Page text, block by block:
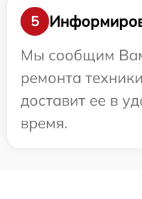
5
Мы сообщим
ремонта
доставит ее в
время.